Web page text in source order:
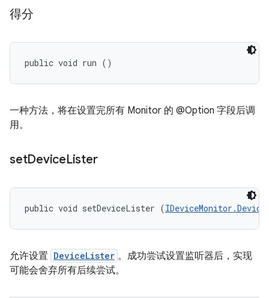
得分
public void run ()
一种方法，将在设置完所有 Monitor 的 @Option 字段后调
用。
setDeviceLister
public void setDeviceLister (
允许设置 DeviceLister 。成功尝试设置监听器后，实现
可能会舍弃所有后续尝试。